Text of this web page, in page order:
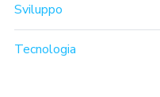
Sviluppo
Tecnologia